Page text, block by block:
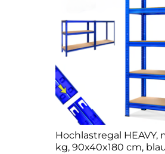
Hochlastregal HEAVY,
kg, 90x40x180 cm,